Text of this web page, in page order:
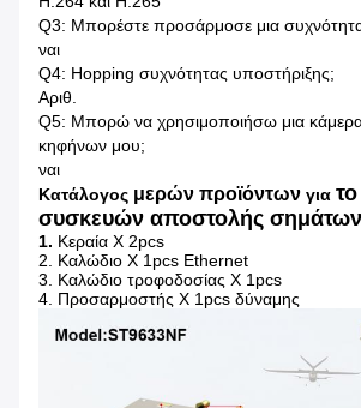
Q3: Μπορέστε προσάρμοσε μια
ναι
Q4: Hopping συχνότητας υποστήριξης;
Αριθ.
Q5: Μπορώ να χρησιμοποιήσω μια κάμερα
κηφήνων μου;
ναι
Κατάλογος μερών προϊόντων για
συσκευών αποστολής
1. Κεραία Χ 2pcs
2. Καλώδιο Χ 1pcs Ethernet
3. Καλώδιο τροφοδοσίας Χ 1pcs
4. Προσαρμοστής Χ 1pcs δύναμης